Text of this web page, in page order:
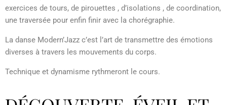
exercices de tours, de pirouettes , d’isolations , de coordination,
une traversée pour enfin finir avec la chorégraphie.
La danse Modern’Jazz c’est l’art de transmettre des émotions
diverses à travers les mouvements du corps.
Technique et dynamisme rythmeront le cours.